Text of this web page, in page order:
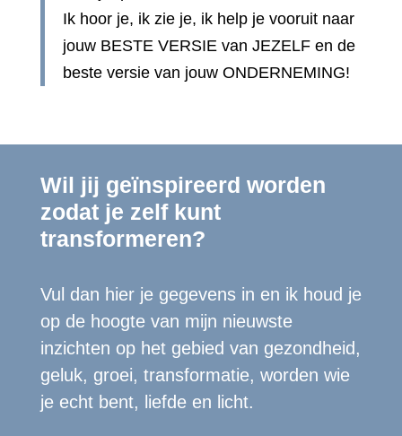
Ik hoor je, ik zie je, ik help je vooruit naar
jouw BESTE VERSIE van JEZELF en de
beste versie van jouw ONDERNEMING!
Wil jij geïnspireerd worden
zodat je zelf kunt
transformeren?
Vul dan hier je gegevens in en ik houd je
op de hoogte van mijn nieuwste
inzichten op het gebied van gezondheid,
geluk, groei, transformatie, worden wie
je echt bent, liefde en licht.